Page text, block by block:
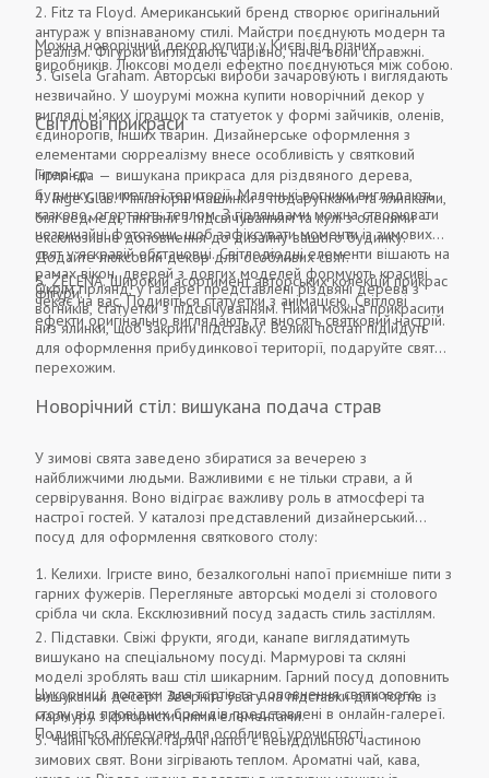
Fitz та Floyd. Американський бренд створює оригінальний
антураж у впізнаваному стилі. Майстри поєднують модерн та
реалізм. Фігурки виглядають чарівно, наче вони справжні.
Gisela Graham. Авторські вироби зачаровують і виглядають
незвичайно. У шоурумі можна купити новорічний декор у
вигляді м'яких іграшок та статуеток у формі зайчиків, оленів,
єдинорогів, інших тварин. Дизайнерське оформлення з
елементами сюрреалізму внесе особливість у святковий
інтер'єр.
Inge Glas. Мініатюрні машинки з подарунками та ялинками,
білі ведмеді, пінгвіни з підсвічуванням та кулі з оленями –
ексклюзивне доповнення до дизайну вашого будинку.
Додайте люксовий декор для особливих свят.
ZELENA. Широкий асортимент авторських колекцій прикрас
чекає на вас. Подивіться статуетки з анімацією. Світлові
ефекти оригінально виглядають та вносять святковий настрій.
Можна новорічний декор купити у Києві від різних
виробників. Люксові моделі ефектно поєднуються між собою.
Світлові прикраси
Гірлянда — вишукана прикраса для різдвяного дерева,
будинку, прилеглої території. Маленькі вогники виглядають
казково, огортають теплом. З гірляндами можна створювати
незвичайні фотозони, щоб зафіксувати моменти із зимових
свят у яскравій обстановці. Світлодіодні елементи вішають на
рамах вікон, дверей з довгих моделей формують красиві
фігури.
Окрім гірлянд, у галереї представлені різдвяні дерева з
вогників, статуетки з підсвічуванням. Ними можна прикрасити
низ ялинки, щоб закрити підставку. Великі постаті підійдуть
для оформлення прибудинкової території, подаруйте свято
перехожим.
Новорічний стіл: вишукана подача страв
У зимові свята заведено збиратися за вечерею з
найближчими людьми. Важливими є не тільки страви, а й
сервірування. Воно відіграє важливу роль в атмосфері та
настрої гостей. У каталозі представлений дизайнерський
посуд для оформлення святкового столу:
Келихи. Ігристе вино, безалкогольні напої приємніше пити з
гарних фужерів. Перегляньте авторські моделі зі столового
срібла чи скла. Ексклюзивний посуд задасть стиль застіллям.
Підставки. Свіжі фрукти, ягоди, канапе виглядатимуть
вишукано на спеціальному посуді. Мармурові та скляні
моделі зроблять ваш стіл шикарним. Гарний посуд доповнить
вишуканий десерт. Зверніть увагу на підставки для тортів із
мармуру з флористичними елементами.
Чайні комплекти. Гарячі напої є невіддільною частиною
зимових свят. Вони зігрівають теплом. Ароматні чай, кава,
Цукорниці, лопатки для тортів та доповнення святкового
столу від провідних брендів представлені в онлайн-галереї.
Подивіться аксесуари для особливої ​​урочистості.